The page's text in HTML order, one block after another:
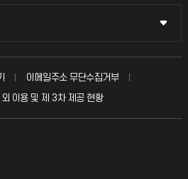
이메일주소 무단수집거부
외 이용 및 제 3차 제공 현황